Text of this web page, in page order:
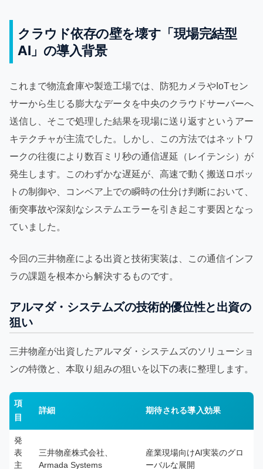
クラウド依存の壁を壊す「現場完結型
AI」の導入背景
これまで物流倉庫や製造工場では、防犯カメラやIoTセン
サーから生じる膨大なデータを中央のクラウドサーバーへ
送信し、そこで処理した結果を現場に送り返すというアー
キテクチャが主流でした。しかし、この方法ではネットワ
ークの往復により数百ミリ秒の通信遅延（レイテンシ）が
発生します。このわずかな遅延が、高速で動く搬送ロボッ
トの制御や、コンベア上での瞬時の仕分け判断において、
衝突事故や深刻なシステムエラーを引き起こす要因となっ
ていました。
今回の三井物産による出資と技術実装は、この通信インフ
ラの課題を根本から解決するものです。
アルマダ・システムズの技術的優位性と出資の
狙い
三井物産が出資したアルマダ・システムズのソリューショ
ンの特徴と、本取り組みの狙いを以下の表に整理します。
項
目
詳細 期待される導入効果
発
表
主
三井物産株式会社、
Armada Systems
産業現場向けAI実装のグロ
ーバルな展開